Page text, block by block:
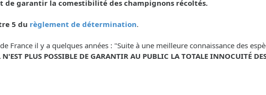
garantir la comestibilité des champignons récoltés.
5 du règlement de détermination.
France il y a quelques années : "Suite à une meilleure connaissance des
PLUS POSSIBLE DE GARANTIR AU PUBLIC LA TOTALE INNOCUITÉ DES